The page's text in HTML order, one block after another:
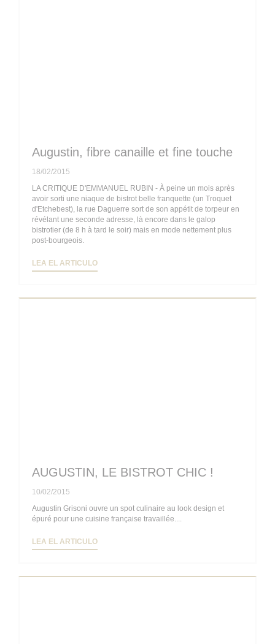
Augustin, fibre canaille et fine touche
18/02/2015
LA CRITIQUE D'EMMANUEL RUBIN - À peine un mois après
avoir sorti une niaque de bistrot belle franquette (un Troquet
d'Etchebest), la rue Daguerre sort de son appétit de torpeur en
révélant une seconde adresse, là encore dans le galop
bistrotier (de 8 h à tard le soir) mais en mode nettement plus
post-bourgeois.
LEA EL ARTICULO((ABRE EN UNA NUEVA VENTANA))
AUGUSTIN, LE BISTROT CHIC !
10/02/2015
Augustin Grisoni ouvre un spot culinaire au look design et
épuré pour une cuisine française travaillée....
LEA EL ARTICULO((ABRE EN UNA NUEVA VENTANA))